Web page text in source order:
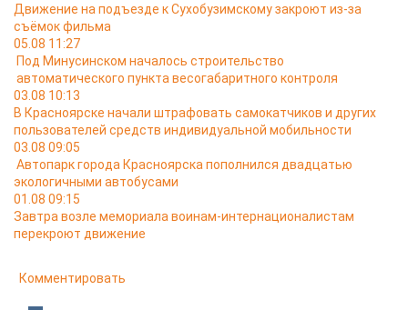
Движение на подъезде к Сухобузимскому закроют из-за
съёмок фильма
05.08 11:27
Под Минусинском началось строительство
автоматического пункта весогабаритного контроля
03.08 10:13
В Красноярске начали штрафовать самокатчиков и других
пользователей средств индивидуальной мобильности
03.08 09:05
Автопарк города Красноярска пополнился двадцатью
экологичными автобусами
01.08 09:15
Завтра возле мемориала воинам-интернационалистам
перекроют движение
Комментировать